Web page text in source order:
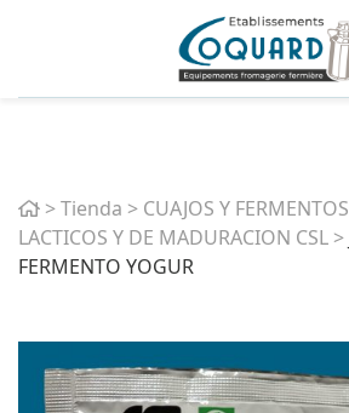
Home
>Tienda > CUAJOS Y FERMENTOS
LACTICOS Y DE MADURACION CSL >
FERMENTO YOGUR